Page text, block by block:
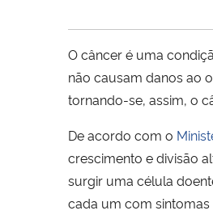
O câncer é uma
não causam danos ao
tornando-se, assim, o
De acordo com o
crescimento e divisão
surgir uma célula
cada um com